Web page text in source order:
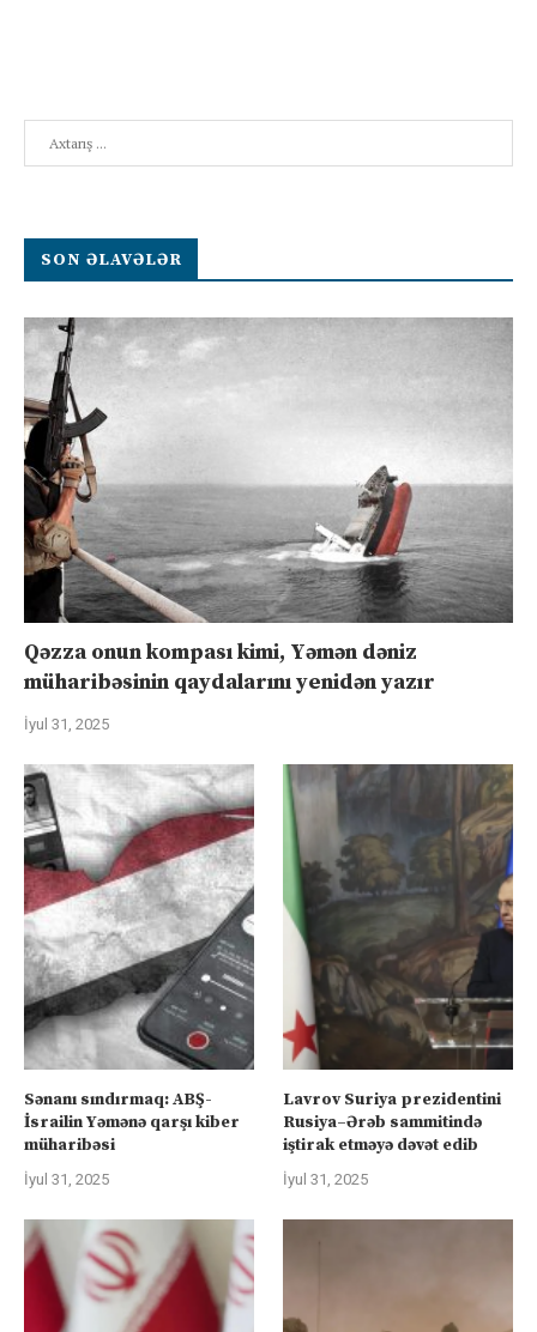
SON ƏLAVƏLƏR
Qəzza onun kompası kimi, Yəmən dəniz
müharibəsinin qaydalarını yenidən yazır
İyul 31, 2025
Sənanı sındırmaq: ABŞ-
İsrailin Yəmənə qarşı kiber
müharibəsi
İyul 31, 2025
Lavrov Suriya prezidentini
Rusiya–Ərəb sammitində
iştirak etməyə dəvət edib
İyul 31, 2025